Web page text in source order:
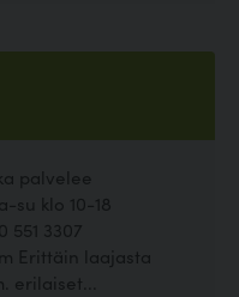
palvelee
su klo 10-18
3307
Erittäin laajasta
erilaiset...